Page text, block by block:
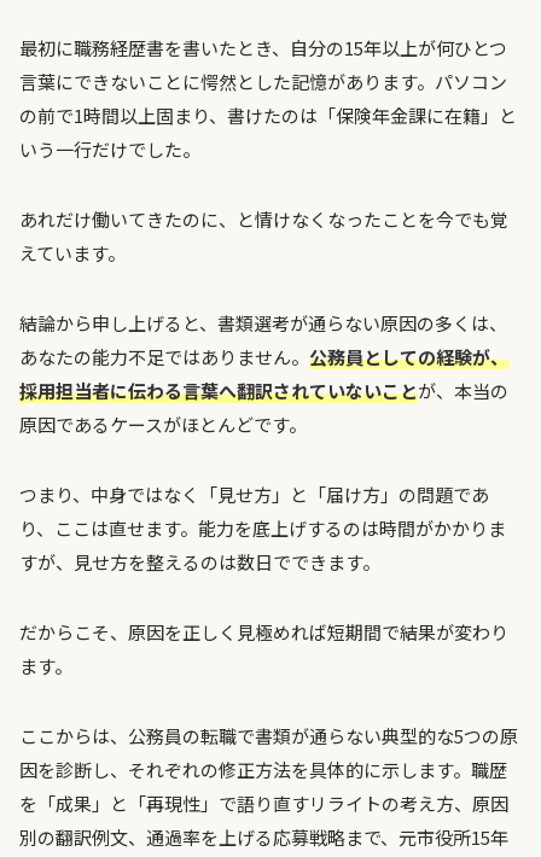
最初に職務経歴書を書いたとき、自分の15年以上が何ひとつ
言葉にできないことに愕然とした記憶があります。パソコン
の前で1時間以上固まり、書けたのは「保険年金課に在籍」と
いう一行だけでした。
あれだけ働いてきたのに、と情けなくなったことを今でも覚
えています。
結論から申し上げると、書類選考が通らない原因の多くは、
あなたの能力不足ではありません。 公務員としての経験が、
採用担当者に伝わる言葉へ翻訳されていないことが、本当の
原因であるケースがほとんどです。
つまり、中身ではなく「見せ方」と「届け方」の問題であ
り、ここは直せます。能力を底上げするのは時間がかかりま
すが、見せ方を整えるのは数日でできます。
だからこそ、原因を正しく見極めれば短期間で結果が変わり
ます。
ここからは、公務員の転職で書類が通らない典型的な5つの原
因を診断し、それぞれの修正方法を具体的に示します。職歴
を「成果」と「再現性」で語り直すリライトの考え方、原因
別の翻訳例文、通過率を上げる応募戦略まで、元市役所15年